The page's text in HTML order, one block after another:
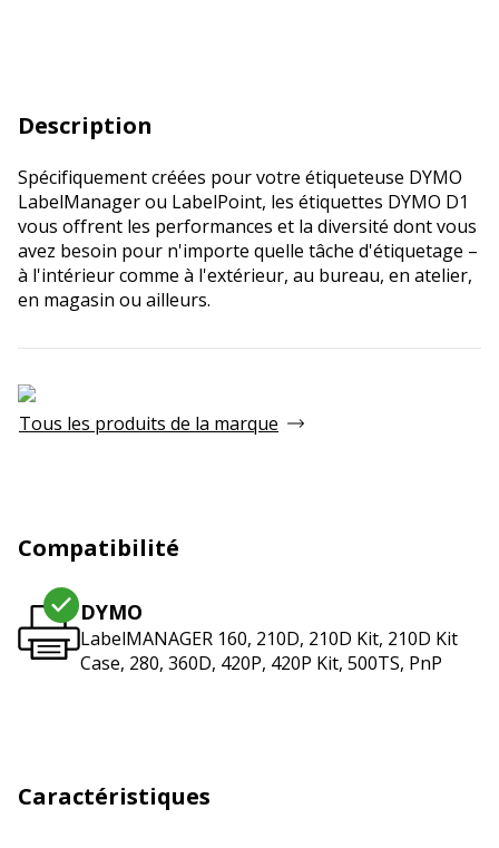
Description
Spécifiquement créées pour votre étiqueteuse DYMO
LabelManager ou LabelPoint, les étiquettes DYMO D1
vous offrent les performances et la diversité dont vous
avez besoin pour n'importe quelle tâche d'étiquetage –
à l'intérieur comme à l'extérieur, au bureau, en atelier,
en magasin ou ailleurs.
Tous les produits de la marque
Compatibilité
DYMO
LabelMANAGER 160, 210D, 210D Kit, 210D Kit
Case, 280, 360D, 420P, 420P Kit, 500TS, PnP
Caractéristiques